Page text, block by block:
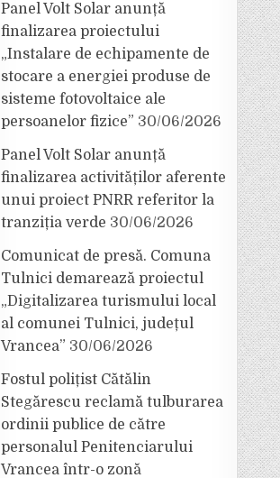
Panel Volt Solar anunță
finalizarea proiectului
„Instalare de echipamente de
stocare a energiei produse de
sisteme fotovoltaice ale
persoanelor fizice” 30/06/2026
Panel Volt Solar anunță
finalizarea activităților aferente
unui proiect PNRR referitor la
tranziția verde 30/06/2026
Comunicat de presă. Comuna
Tulnici demarează proiectul
„Digitalizarea turismului local
al comunei Tulnici, județul
Vrancea” 30/06/2026
Fostul polițist Cătălin
Stegărescu reclamă tulburarea
ordinii publice de către
personalul Penitenciarului
Vrancea într-o zonă